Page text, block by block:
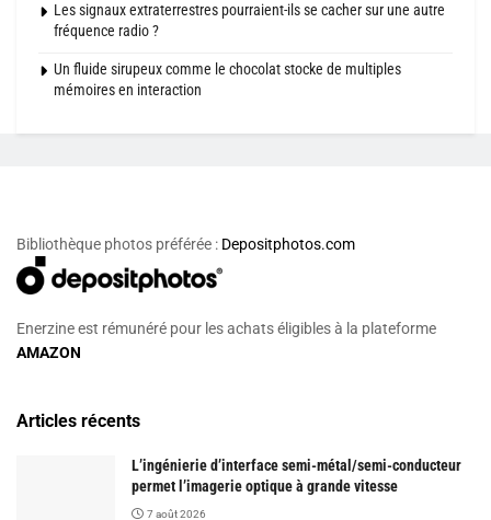
Les signaux extraterrestres pourraient-ils se cacher sur une autre
fréquence radio ?
Un fluide sirupeux comme le chocolat stocke de multiples
mémoires en interaction
Bibliothèque photos préférée : Depositphotos.com
Enerzine est rémunéré pour les achats éligibles à la plateforme
AMAZON
Articles récents
L’ingénierie d’interface semi-métal/semi-conducteur
permet l’imagerie optique à grande vitesse
7 août 2026